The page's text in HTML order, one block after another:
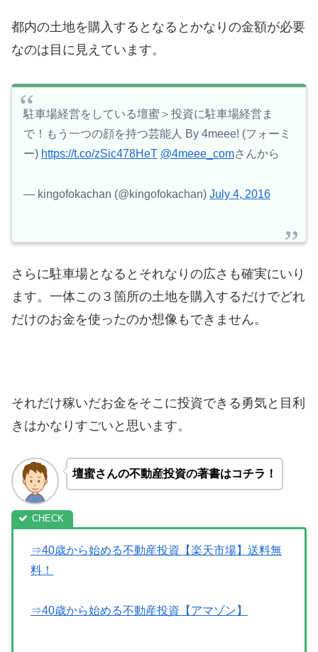
都内の土地を購入するとなるとかなりの金額が必要
なのは目に見えています。
駐車場経営をしている壇蜜＞投資に駐車場経営ま
で！もう一つの顔を持つ芸能人 By 4meee! (フォーミ
ー) https://t.co/zSic478HeT @4meee_comさんから
— kingofokachan (@kingofokachan) July 4, 2016
さらに駐車場となるとそれなりの広さも確実にいり
ます。 一体この３箇所の土地を購入するだけでどれ
だけのお金を使ったのか想像もできません。
それだけ稼いだお金をそこに投資できる勇気と目利
きはかなりすごいと思います。
壇蜜さんの不動産投資の著書はコチラ！
⇒40歳から始める不動産投資【楽天市場】送料無
料！
⇒40歳から始める不動産投資【アマゾン】